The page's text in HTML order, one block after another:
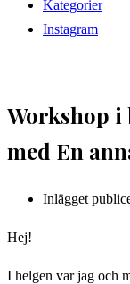
Kategorier
Instagram
Workshop
med En
Inlägget
Hej!
I helgen var jag och